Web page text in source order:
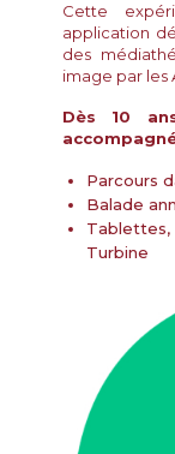
Cette
application
des
image par les
Dès 10
Parcours
Balade
Turbine